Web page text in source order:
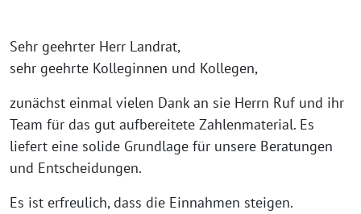
Sehr geehrter Herr Landrat,
sehr geehrte Kolleginnen und Kollegen,
zunächst einmal vielen Dank an sie Herrn Ruf und ihr
Team für das gut aufbereitete Zahlenmaterial. Es
liefert eine solide Grundlage für unsere Beratungen
und Entscheidungen.
Es ist erfreulich, dass die Einnahmen steigen.